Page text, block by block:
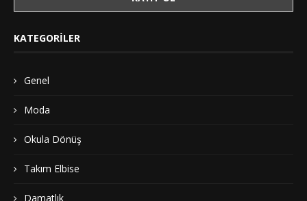
KATEGORILER
Genel
Moda
Okula Dönüş
Takım Elbise
Damatlık